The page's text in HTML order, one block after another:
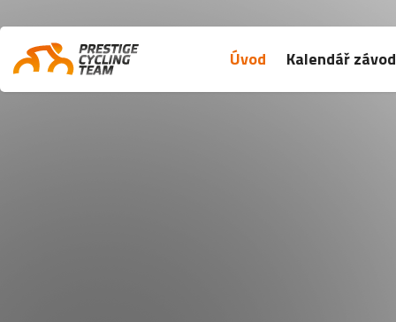
Úvod Kalendář